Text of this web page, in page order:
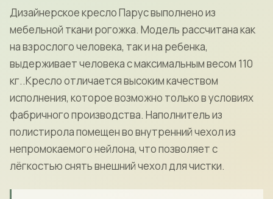
Дизайнерское кресло Парус выполнено из
мебельной ткани рогожка. Модель рассчитана как
на взрослого человека, так и на ребенка,
выдерживает человека с максимальным весом 110
кг..Кресло отличается высоким качеством
исполнения, которое возможно только в условиях
фабричного производства. Наполнитель из
полистирола помещен во внутренний чехол из
непромокаемого нейлона, что позволяет с
лёгкостью снять внешний чехол для чистки.